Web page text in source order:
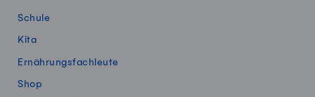
Schule
Kita
Ernährungsfachleute
Shop